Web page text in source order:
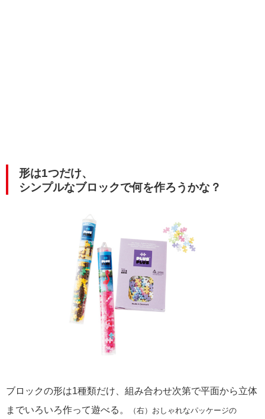
形は1つだけ、
シンプルなブロックで何を作ろうかな？
ブロックの形は1種類だけ、組み合わせ次第で平面から立体
までいろいろ作って遊べる。
（右）おしゃれなパッケージの